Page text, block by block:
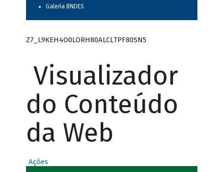
Galeria BNDES
Z7_L9KEH4O0LORH80ALCLTPF80SN5
Visualizador
do Conteúdo
da Web
Ações